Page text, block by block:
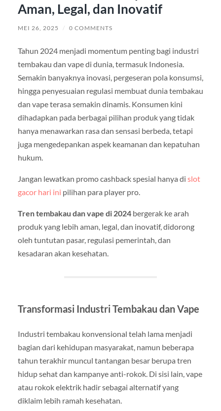
Aman, Legal, dan Inovatif
MEI 26, 2025 / 0 COMMENTS
Tahun 2024 menjadi momentum penting bagi industri
tembakau dan vape di dunia, termasuk Indonesia.
Semakin banyaknya inovasi, pergeseran pola konsumsi,
hingga penyesuaian regulasi membuat dunia tembakau
dan vape terasa semakin dinamis. Konsumen kini
dihadapkan pada berbagai pilihan produk yang tidak
hanya menawarkan rasa dan sensasi berbeda, tetapi
juga mengedepankan aspek keamanan dan kepatuhan
hukum.
Jangan lewatkan promo cashback spesial hanya di slot
gacor hari ini pilihan para player pro.
Tren tembakau dan vape di 2024bergerak ke arah
produk yang lebih aman, legal, dan inovatif, didorong
oleh tuntutan pasar, regulasi pemerintah, dan
kesadaran akan kesehatan.
Transformasi Industri Tembakau dan Vape
Industri tembakau konvensional telah lama menjadi
bagian dari kehidupan masyarakat, namun beberapa
tahun terakhir muncul tantangan besar berupa tren
hidup sehat dan kampanye anti-rokok. Di sisi lain, vape
atau rokok elektrik hadir sebagai alternatif yang
diklaim lebih ramah kesehatan.